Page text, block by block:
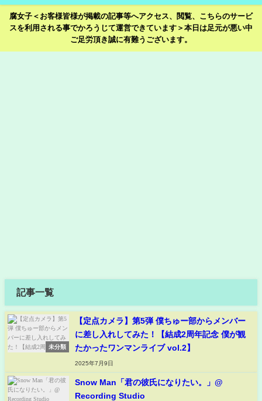
腐女子＜お客様皆様が掲載の記事等へアクセス、閲覧、こちらのサービ
スを利用される事でかろうじて運営できています＞本日は足元が悪い中
ご足労頂き誠に有難うございます。
記事一覧
未分類
【定点カメラ】第5弾 僕ちゅー部からメンバー
に差し入れしてみた！【結成2周年記念 僕が観
たかったワンマンライブ vol.2】
2025年7月9日
Snow Man「君の彼氏になりたい。」@
Recording Studio